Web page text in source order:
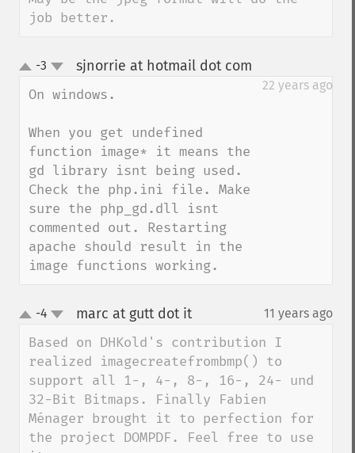
job better.
up-3 sjnorrie at hotmail dot com
22 years ago
On windows.
When you get undefined
function image* it means the
gd library isnt being used.
Check the php.ini file. Make
sure the php_gd.dll isnt
commented out. Restarting
apache should result in the
image functions working.
up-4 marc at gutt dot it¶ 11 years ago
Based on DHKold's contribution I
realized imagecreatefrombmp() to
support all 1-, 4-, 8-, 16-, 24- und
32-Bit Bitmaps. Finally Fabien
Ménager brought it to perfection for
the project DOMPDF. Feel free to use